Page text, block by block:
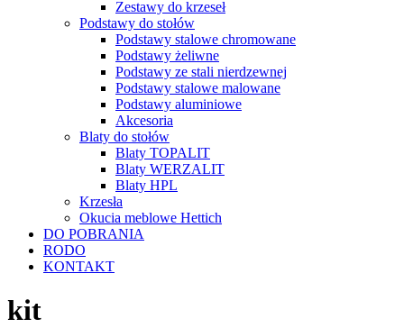
Zestawy do krzeseł
Podstawy do stołów
Podstawy stalowe chromowane
Podstawy żeliwne
Podstawy ze stali nierdzewnej
Podstawy stalowe malowane
Podstawy aluminiowe
Akcesoria
Blaty do stołów
Blaty TOPALIT
Blaty WERZALIT
Blaty HPL
Krzesła
Okucia meblowe Hettich
DO POBRANIA
RODO
KONTAKT
kit